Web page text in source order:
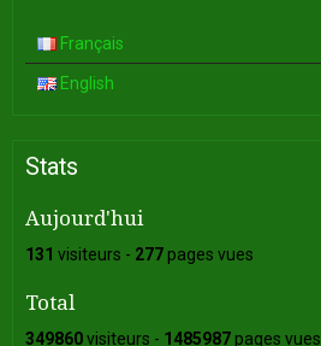
Français
English
Stats
Aujourd'hui
131 visiteurs - 277pages vues
Total
349860visiteurs - 1485987pages vues